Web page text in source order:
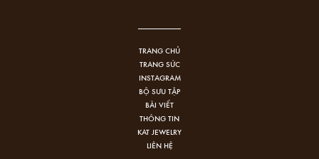
TRANG CHỦ
TRANG SỨC
INSTAGRAM
BỘ SƯU TẬP
BÀI VIẾT
THÔNG TIN
KAT JEWELRY
LIÊN HỆ